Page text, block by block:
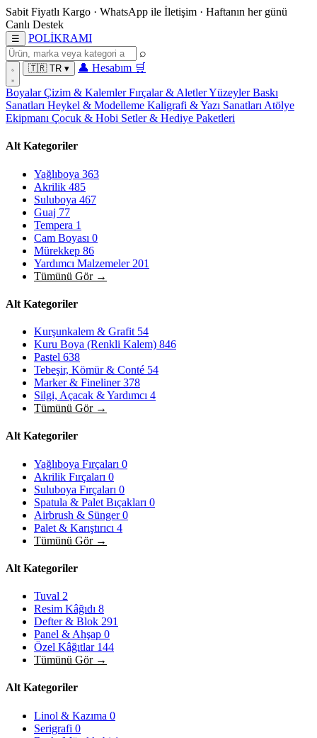
Sabit Fiyatlı Kargo · WhatsApp ile İletişim · Haftanın her günü
Canlı Destek
☰ POLİKRAMI
⌕
🇹🇷 TR ▾ 👤 Hesabım 🛒
BoyalarÇizim & KalemlerFırçalar & AletlerYüzeylerBaskı
Sanatları Heykel & Modelleme Kaligrafi & Yazı Sanatları Atölye
Ekipmanı Çocuk & Hobi Setler & Hediye Paketleri
Alt Kategoriler
Yağlıboya 363
Akrilik 485
Suluboya 467
Guaj 77
Tempera 1
Cam Boyası 0
Mürekkep 86
Yardımcı Malzemeler 201
Tümünü Gör →
Alt Kategoriler
Kurşunkalem & Grafit 54
Kuru Boya (Renkli Kalem) 846
Pastel 638
Tebeşir, Kömür & Conté 54
Marker & Fineliner378
Silgi, Açacak & Yardımcı 4
Tümünü Gör →
Alt Kategoriler
Yağlıboya Fırçaları 0
Akrilik Fırçaları 0
Suluboya Fırçaları 0
Spatula & Palet Bıçakları 0
Airbrush & Sünger0
Palet & Karıştırıcı 4
Tümünü Gör →
Alt Kategoriler
Tuval 2
Resim Kâğıdı 8
Defter & Blok 291
Panel & Ahşap 0
Özel Kâğıtlar 144
Tümünü Gör →
Alt Kategoriler
Linol & Kazıma 0
Serigrafi 0